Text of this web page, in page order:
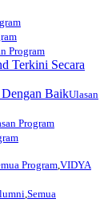
Program
Terkini Secara
BaikUlasan
Program
Program VIDYA
Semua